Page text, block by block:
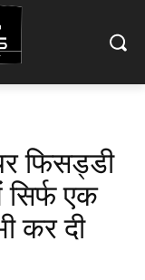
फिसड्डी
एक
कर दी